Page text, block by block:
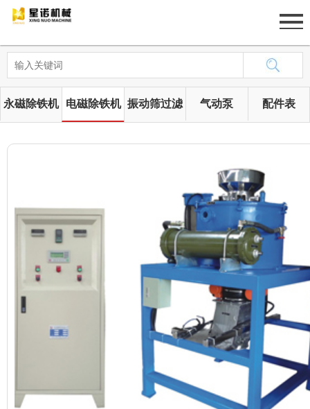
网站首页
关于我们
人才招聘
联系我们
永磁除铁机 电磁除铁机 振动筛过滤 气动泵 配件表